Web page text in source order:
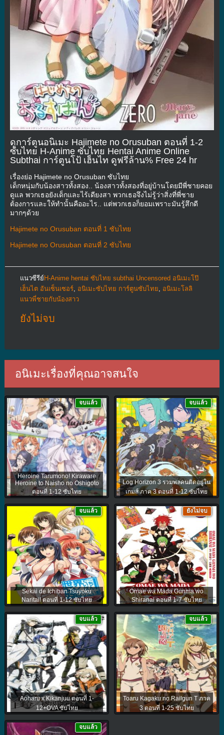
ดูการ์ตูนอนิเมะ Hajimete no Orusuban ตอนที่ 1-2
ซับไทย H-Anime ซับไทย Hentai Anime Online
Subthai การ์ตูนโป้ เฮ็นไท ดูฟรีล้าน% Free 24 hr
เรื่องย่อ Hajimete no Orusuban ซับไทย
เด็กหนุ่มกับน้องสาวทั้งสอง.. น้องสาวทั้งสองที่อยู่บ้านโดยมีพี่ชายคอย
ดูแล พวกเธอยังเด็กและไร้เดียงสา พวกเธอจึงไม่รู้ว่าสิ่งที่พี่ชาย
ต้องการและให้ทำนั้นคืออะไร.. แต่พวกเธอก็ยอมเพราะมันรู้สึกดี
มากๆด้วย
Hajimete no Orusuban ตอนที่ 1 ซับไทย
Hajimete no Orusuban ตอนที่ 2 ซับไทย
แนวซีรีย์ H-Anime hentai ซับไทย subthai Uncensored อนิเมะโป๊
เฮ็นไต อันเซ็นเซอร์, อนิเมะซับไทย การ์ตูนซับไทย
อนิเมะโลลิ
แนวพี่ชายกับน้องสาว
ยังไม่จบ
อนิเมะเรื่องที่คุณอาจสนใจ
Heroine Tarumono! Kiraware
Heroine to Naisho no Oshigoto
ตอนที่ 1-12 ซับไทย
จบแล้ว
Log Horizon 3 รวมพลคนติดอยู่ใน
เกมส์ ภาค 3 ตอนที่ 1-12 ซับไทย
จบแล้ว
Sekai de Ichiban Tsuyoku
Naritai! ตอนที่ 1-12 ซับไทย
จบแล้ว
Omae wa Mada Gunma wo
Shiranai ตอนที่ 1-7 ซับไทย
ยังไม่จบ
Aoharu x Kikanjuu ตอนที่ 1-
12+OVA ซับไทย
จบแล้ว
Toaru Kagaku no Railgun T ภาค
3 ตอนที่ 1-25 ซับไทย
จบแล้ว
จบแล้ว